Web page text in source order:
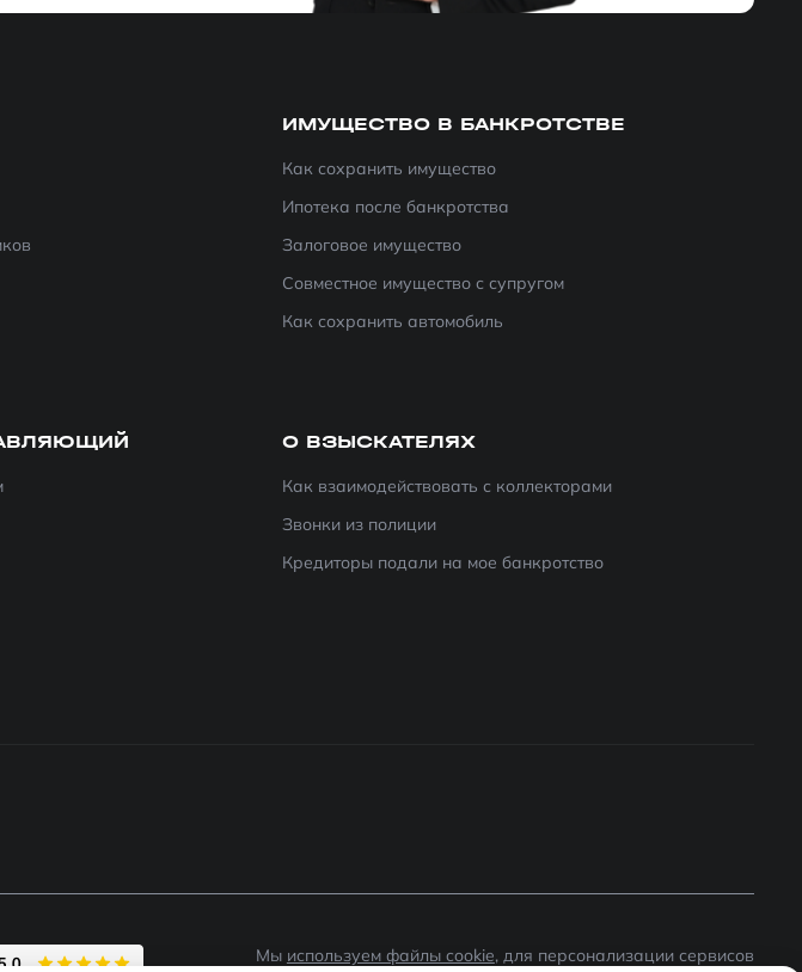
ИМУЩЕСТВО В БАНКРОТСТВЕ
Как сохранить имущество
Ипотека после банкротства
Залоговое имущество
Совместное имущество с супругом
Как сохранить автомобиль
О ВЗЫСКАТЕЛЯХ
Как взаимодействовать с коллекторами
Звонки из полиции
Кредиторы подали на мое банкротство
Мы используем файлы cookie, для персонализации сервисов